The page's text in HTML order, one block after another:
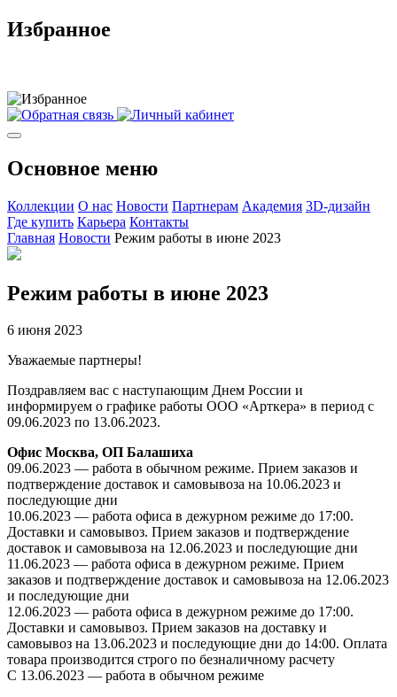
Избранное
Основное меню
Коллекции О нас Новости Партнерам Академия 3D-дизайн
Где купить Карьера Контакты
Главная Новости Режим работы в июне 2023
Режим работы в июне 2023
6 июня 2023
Уважаемые партнеры!
Поздравляем вас с наступающим Днем России и
информируем о графике работы ООО «Арткера» в период с
09.06.2023 по 13.06.2023.
Офис Москва, ОП Балашиха
09.06.2023 — работа в обычном режиме. Прием заказов и
подтверждение доставок и самовывоза на 10.06.2023 и
последующие дни
10.06.2023 — работа офиса в дежурном режиме до 17:00.
Доставки и самовывоз. Прием заказов и подтверждение
доставок и самовывоза на 12.06.2023 и последующие дни
11.06.2023 — работа офиса в дежурном режиме. Прием
заказов и подтверждение доставок и самовывоза на 12.06.2023
и последующие дни
12.06.2023 — работа офиса в дежурном режиме до 17:00.
Доставки и самовывоз. Прием заказов на доставку и
самовывоз на 13.06.2023 и последующие дни до 14:00. Оплата
товара производится строго по безналичному расчету
С 13.06.2023 — работа в обычном режиме